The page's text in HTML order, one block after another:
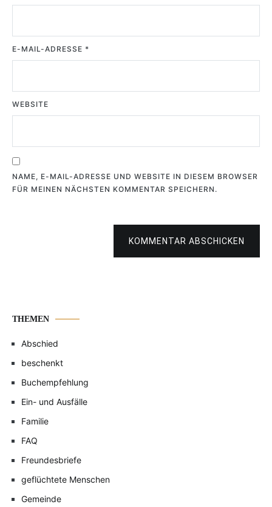
E-MAIL-ADRESSE *
WEBSITE
NAME, E-MAIL-ADRESSE UND WEBSITE IN DIESEM BROWSER
FÜR MEINEN NÄCHSTEN KOMMENTAR SPEICHERN.
KOMMENTAR ABSCHICKEN
THEMEN
Abschied
beschenkt
Buchempfehlung
Ein- und Ausfälle
Familie
FAQ
Freundesbriefe
geflüchtete Menschen
Gemeinde